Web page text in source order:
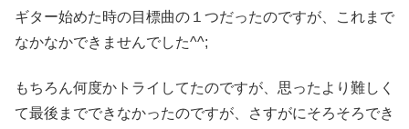
ギター始めた時の目標曲の１つだったのですが、これまで
なかなかできませんでした^^;
もちろん何度かトライしてたのですが、思ったより難しく
て最後までできなかったのですが、さすがにそろそろでき